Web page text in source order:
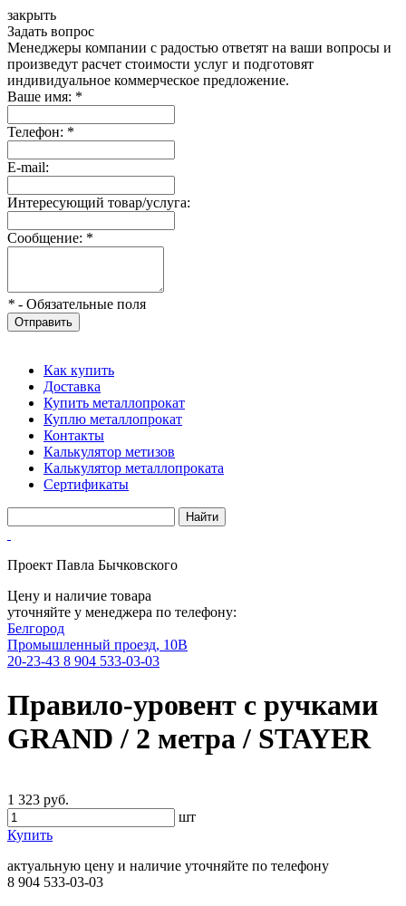
закрыть
Задать вопрос
Менеджеры компании с радостью ответят на ваши вопросы и
произведут расчет стоимости услуг и подготовят
индивидуальное коммерческое предложение.
Ваше имя: *
Телефон: *
E-mail:
Интересующий товар/услуга:
Сообщение: *
* - Обязательные поля
Отправить
Как купить
Доставка
Купить металлопрокат
Куплю металлопрокат
Контакты
Калькулятор метизов
Калькулятор металлопроката
Сертификаты
Проект Павла Бычковского
Цену и наличие товара
уточняйте у менеджера по телефону:
Белгород
Промышленный проезд, 10В
20-23-43 8 904 533-03-03
Правило-уровент с ручками
GRAND / 2 метра / STAYER
1 323 руб.
шт
Купить
актуальную цену и наличие уточняйте по телефону
8 904 533-03-03